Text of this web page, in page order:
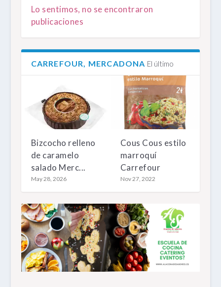
Lo sentimos, no se encontraron
publicaciones
CARREFOUR, MERCADONA El último
Bizcocho relleno
de caramelo
salado Merc...
May 28, 2026
Cous Cous estilo
marroquí
Carrefour
Nov 27, 2022